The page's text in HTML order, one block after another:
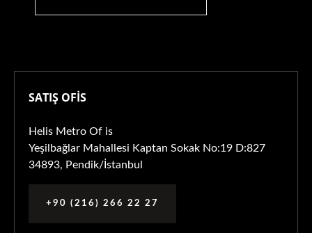
SATIŞ OFİS
Helis Metro Of is
Yeşilbağlar Mahallesi Kaptan Sokak No:19 D:827
34893, Pendik/İstanbul
+90 (216) 266 22 27